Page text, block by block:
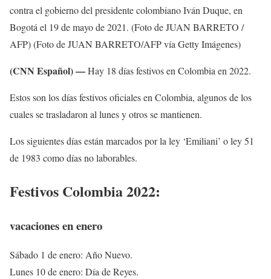
contra el gobierno del presidente colombiano Iván Duque, en
Bogotá el 19 de mayo de 2021. (Foto de JUAN BARRETO /
AFP) (Foto de JUAN BARRETO/AFP vía Getty Imágenes)
(CNN Español) —Hay 18 días festivos en Colombia en 2022.
Estos son los días festivos oficiales en Colombia, algunos de los
cuales se trasladaron al lunes y otros se mantienen.
Los siguientes días están marcados por la ley ‘Emiliani’ o ley 51
de 1983 como días no laborables.
Festivos Colombia 2022:
vacaciones en enero
Sábado 1 de enero: Año Nuevo.
Lunes 10 de enero: Día de Reyes.